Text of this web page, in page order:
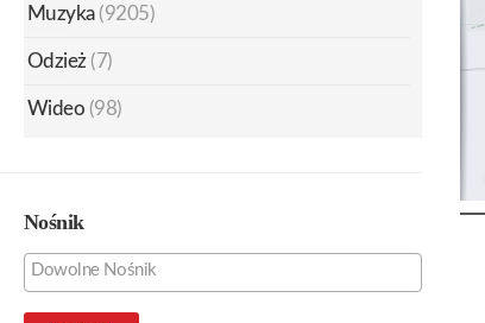
Muzyka (9205)
Odzież (7)
Wideo (98)
Nośnik